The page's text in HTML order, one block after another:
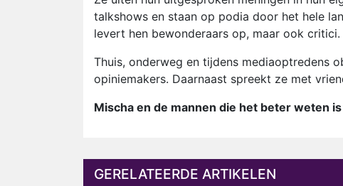
talkshows en staan op podia door het hele
levert hen bewonderaars op, maar ook critici.
Thuis, onderweg en tijdens mediaoptredens
opiniemakers. Daarnaast spreekt ze met
Mischa en de mannen die het beter weten
GERELATEERDE ARTIKELEN